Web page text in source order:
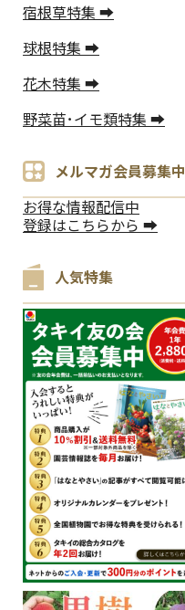
宿根草特集 ➡
球根特集 ➡
花木特集 ➡
野菜苗･イモ類特集 ➡
メルマガ会員募集中
お得な情報配信中
登録はこちらから ➡
人気特集